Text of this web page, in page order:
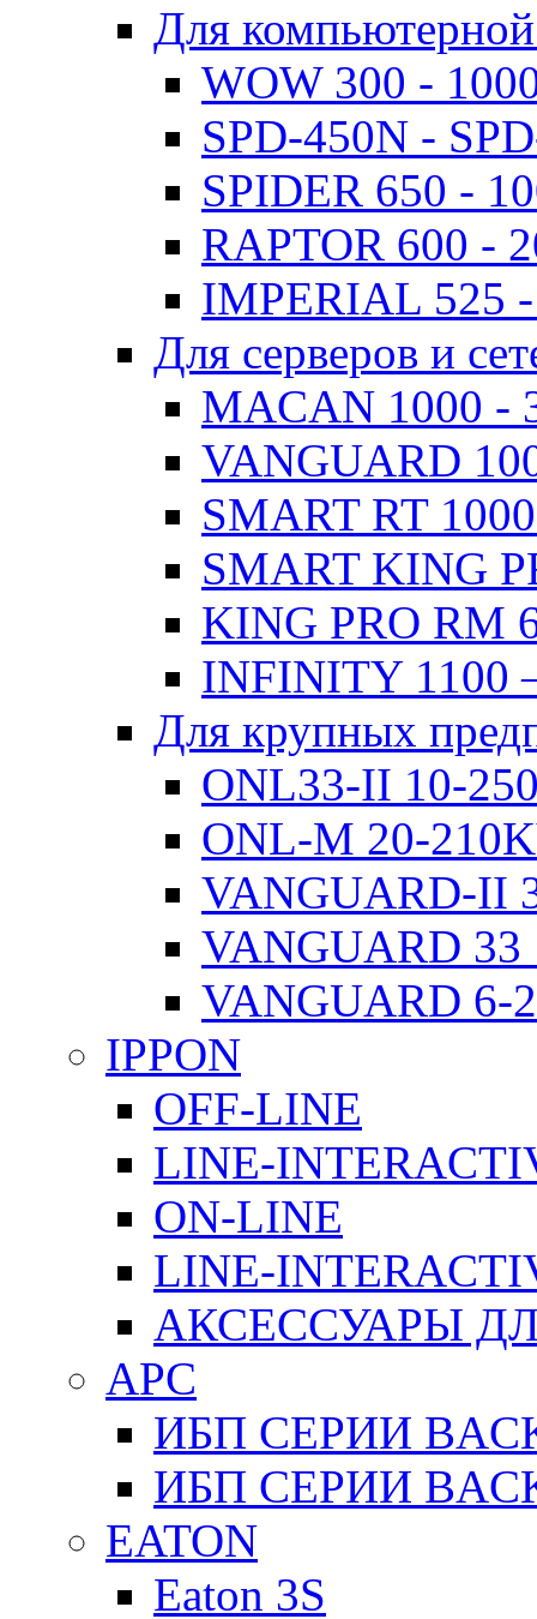
Для
WOW 300 -
SPD-450N -
SPIDER 650 -
RAPTOR 600 -
IMPERIAL 525
Для серверов и
MACAN 1000 -
VANGUARD
SMART RT
SMART KING
KING PRO RM
INFINITY 1100
Для крупных
ONL33-II 10-
ONL-M 20-
VANGUARD-II
VANGUARD 33
VANGUARD 6-
IPPON
OFF-LINE
LINE-
ON-LINE
LINE-
АКСЕССУАРЫ
APC
ИБП СЕРИИ
ИБП СЕРИИ
EATON
Eaton 3S